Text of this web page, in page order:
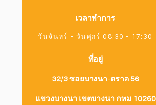
เวลาทำการ
วันจันทร์ - วันศุกร์ 08:30 - 17:30
ที่อยู่
32/3 ซอยบางนา-ตราด 56
แขวงบางนา เขตบางนา กทม 10260